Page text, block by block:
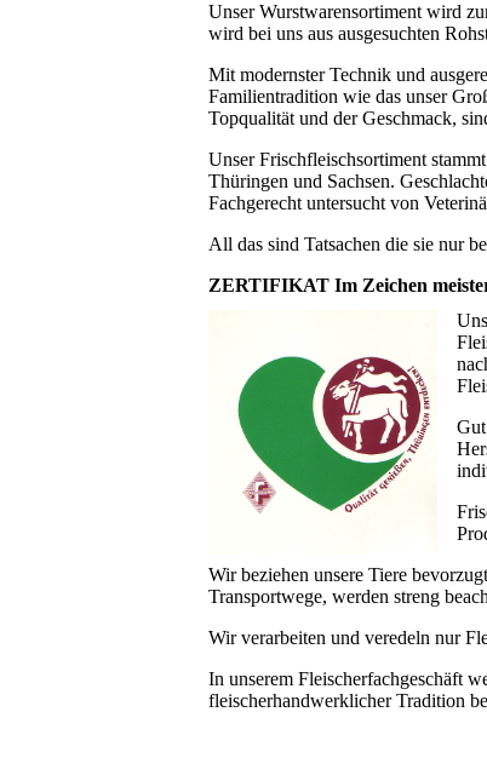
Unser Wurstwarensortiment wird
wird bei uns aus ausgesuchten
Mit modernster Technik und
Familientradition wie das unser
Topqualität und der Geschmack,
Unser Frischfleischsortiment
Thüringen und Sachsen.
Fachgerecht untersucht von
All das sind Tatsachen die sie nur
ZERTIFIKAT Im Zeichen
Wir beziehen unsere Tiere
Transportwege, werden streng
Wir verarbeiten und veredeln nur
In unserem Fleischerfachgeschäft
fleischerhandwerklicher Tradition